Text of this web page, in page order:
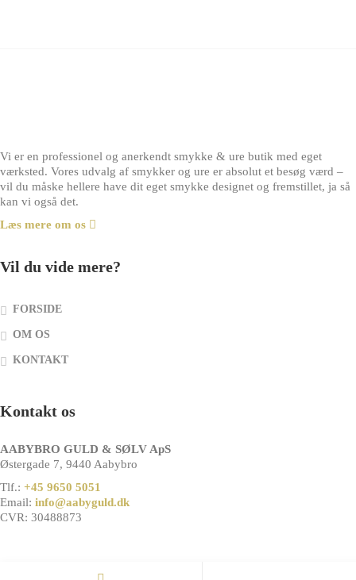
Vi er en professionel og anerkendt smykke & ure butik med eget
værksted. Vores udvalg af smykker og ure er absolut et besøg værd –
vil du måske hellere have dit eget smykke designet og fremstillet, ja så
kan vi også det.
Læs mere om os
Vil du vide mere?
FORSIDE
OM OS
KONTAKT
Kontakt os
AABYBRO GULD & SØLV ApS
Østergade 7, 9440 Aabybro
Tlf.: +45 9650 5051
Email: info@aabyguld.dk
CVR: 30488873